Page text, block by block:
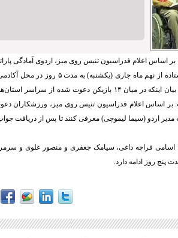
اساس اعلام فدراسیون تنیس روی میز، اردوی آمادگی
معلولین جوان کشور با حضور ۱۴ ورزشکار در کلاس‌های ایستاده از نهم
زاده مجموعه ورزشی انقلاب تهران برگزار خواهد شد.وی با بیان اینکه در میان ۱۴ بازیکن
اساس اعلام فدراسیون تنیس روی میز، ورزشکاران
مدیر اردو (سیما لیموچی) معرفی کنند تا پس از دریافت
قراچهداغی، سیامک جعفری و منصور علوی و
پنج روز ادامه دارد.